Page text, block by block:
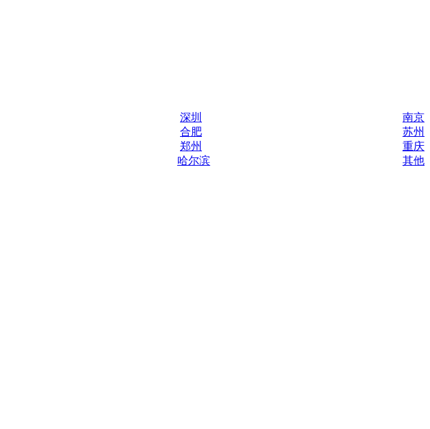
深圳
南京
合肥
苏州
郑州
重庆
哈尔滨
其他